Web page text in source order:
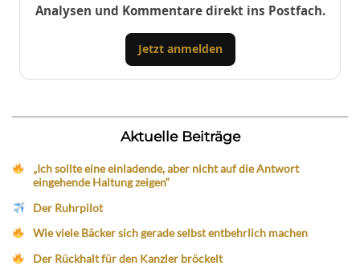
Analysen und Kommentare direkt ins Postfach.
Jetzt anmelden
Aktuelle Beiträge
„Ich sollte eine einladende, aber nicht auf die Antwort
eingehende Haltung zeigen“
Der Ruhrpilot
Wie viele Bäcker sich gerade selbst entbehrlich machen
Der Rückhalt für den Kanzler bröckelt